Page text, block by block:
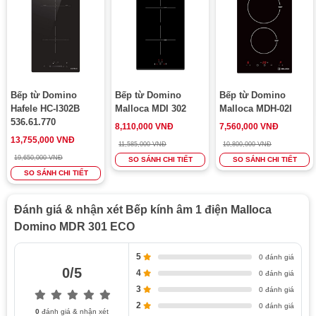
vùng nấu
an toàn
Hệ thống bảo
quá nhiệt, quá
áp
Có
Công suất
Điện áp
220-240V~50/60Hz
Bếp từ Domino
Hafele HC-I302B
536.61.770
13,755,000 VNĐ
19,650,000 VNĐ
SO SÁNH CHI TIẾT
Bếp từ Domino
Malloca MDI 302
8,110,000 VNĐ
11,585,000 VNĐ
SO SÁNH CHI TIẾT
Bếp từ Domino
Malloca MDH-02I
7,560,000 VNĐ
10,800,000 VNĐ
SO SÁNH CHI TIẾT
Đánh giá & nhận xét Bếp kính âm 1 điện Malloca
Domino MDR 301 ECO
0/5
0đánh giá & nhận xét
5 0 đánh giá
4 0 đánh giá
3 0 đánh giá
2 0 đánh giá